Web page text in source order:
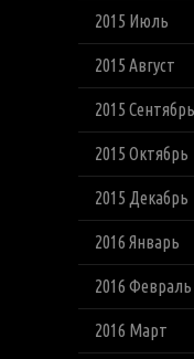
2015 Июль
2015 Август
2015 Сентябрь
2015 Октябрь
2015 Декабрь
2016 Январь
2016 Февраль
2016 Март